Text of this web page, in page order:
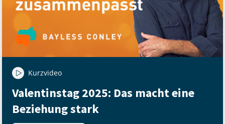
Kurzvideo
Valentinstag 2025: Das macht eine
Beziehung stark